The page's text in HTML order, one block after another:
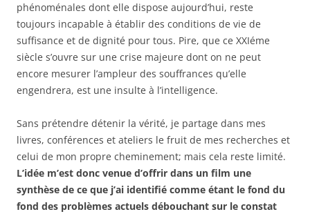
phénoménales dont elle dispose aujourd’hui, reste
toujours incapable à établir des conditions de vie de
suffisance et de dignité pour tous. Pire, que ce XXIéme
siècle s’ouvre sur une crise majeure dont on ne peut
encore mesurer l’ampleur des souffrances qu’elle
engendrera, est une insulte à l’intelligence.
Sans prétendre détenir la vérité, je partage dans mes
livres, conférences et ateliers le fruit de mes recherches et
celui de mon propre cheminement; mais cela reste limité.
L’idée m’est donc venue d’offrir dans un film une
synthèse de ce que j’ai identifié comme étant le fond du
fond des problèmes actuels débouchant sur le constat